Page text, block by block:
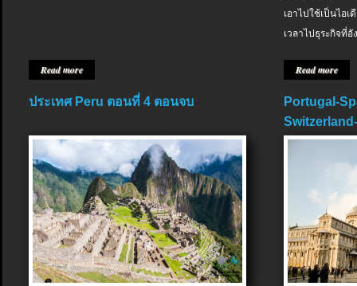
Read more
เอาไปใช้เป็นไอ
เวลาไปธุระกิจที่อั
Read more
ประเทศ Peru ตอนที่ 4 ตอนจบ
Portugal-